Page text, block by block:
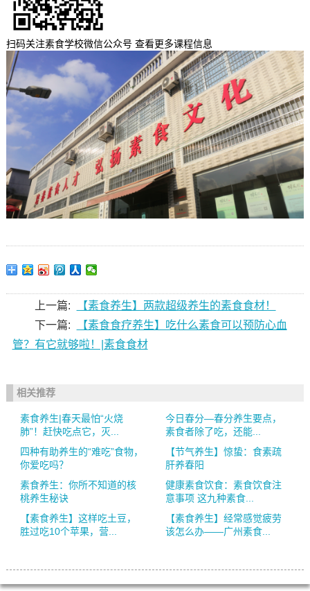
扫码关注素食学校微信公众号 查看更多课程信息
上一篇:
【素食养生】两款超级养生的素食食材！
下一篇:
【素食食疗养生】吃什么素食可以预防心血
管？有它就够啦！|素食食材
相关推荐
素食养生|春天最怕“火烧
肺”！赶快吃点它，灭...
今日春分—春分养生要点，
素食者除了吃，还能...
四种有助养生的“难吃”食物，
你爱吃吗？
【节气养生】惊蛰：食素疏
肝养春阳
素食养生：你所不知道的核
桃养生秘诀
健康素食饮食：素食饮食注
意事项 这九种素食...
【素食养生】这样吃土豆，
胜过吃10个苹果，营...
【素食养生】经常感觉疲劳
该怎么办——广州素食...